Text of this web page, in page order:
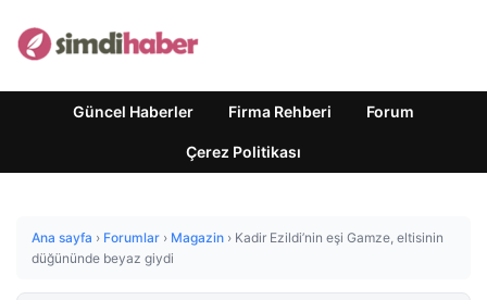
Güncel Haberler Firma Rehberi Forum
Çerez Politikası
Ana sayfa › Forumlar › Magazin › Kadir Ezildi’nin eşi Gamze, eltisinin
düğününde beyaz giydi